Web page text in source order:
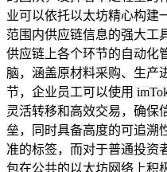
业可以依托以太坊精心构建
范围内供应链信息的强大工
供应链上各个环节的自动化
脑，涵盖原材料采购、生产
节，企业员工可以使用
灵活转移和高效交易，确保
垒，同时具备高度的可追溯
准的标签，而对于普通投资
包在公共的以太坊网络上积